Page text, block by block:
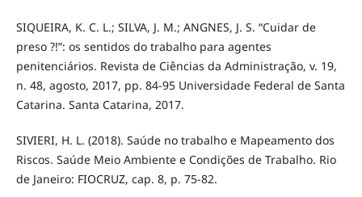
SIQUEIRA, K. C. L.; SILVA, J. M.; ANGNES, J. S. “Cuidar de
preso ?!”: os sentidos do trabalho para agentes
penitenciários. Revista de Ciências da Administração, v. 19,
n. 48, agosto, 2017, pp. 84-95 Universidade Federal de Santa
Catarina. Santa Catarina, 2017.
SIVIERI, H. L. (2018). Saúde no trabalho e Mapeamento dos
Riscos. Saúde Meio Ambiente e Condições de Trabalho. Rio
de Janeiro: FIOCRUZ, cap. 8, p. 75-82.